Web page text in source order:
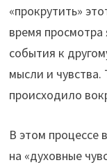
«прокрутить»
время просмотра
события к
мысли и
происходило
В этом процессе
на «духовные